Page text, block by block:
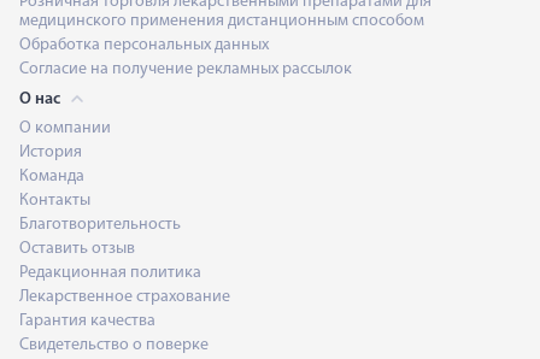
медицинского применения дистанционным способом
Обработка персональных данных
Согласие на получение рекламных рассылок
О нас
О компании
История
Команда
Контакты
Благотворительность
Оставить отзыв
Редакционная политика
Лекарственное страхование
Гарантия качества
Свидетельство о поверке